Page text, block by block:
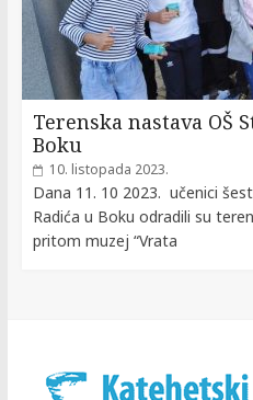
Terenska nastava OŠ
Boku
10. listopada 2023.
Dana 11. 10 2023. učenici
Radića u Boku odradili su
pritom muzej “Vrata